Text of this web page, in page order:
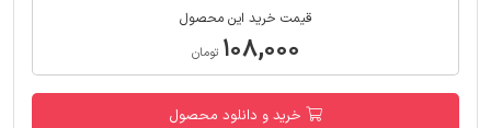
قیمت خرید این محصول
۱۰۸,۰۰۰ تومان
خرید و دانلود محصول